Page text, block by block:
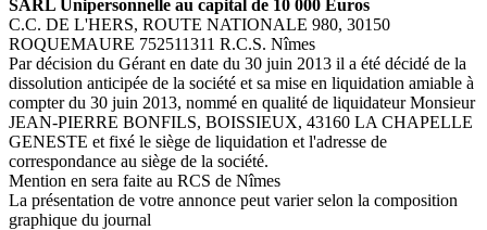
SARL Unipersonnelle au capital de 10 000 Euros
C.C. DE L'HERS, ROUTE NATIONALE 980, 30150
ROQUEMAURE 752511311 R.C.S. Nîmes
Par décision du Gérant en date du 30 juin 2013 il a été décidé de la
dissolution anticipée de la société et sa mise en liquidation amiable à
compter du 30 juin 2013, nommé en qualité de liquidateur Monsieur
JEAN-PIERRE BONFILS, BOISSIEUX, 43160 LA CHAPELLE
GENESTE et fixé le siège de liquidation et l'adresse de
correspondance au siège de la société.
Mention en sera faite au RCS de Nîmes
La présentation de votre annonce peut varier selon la composition
graphique du journal